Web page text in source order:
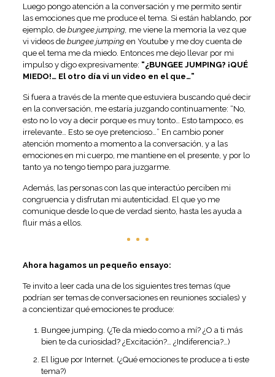
Luego pongo atención a la conversación y me permito sentir
las emociones que me produce el tema. Si están hablando, por
ejemplo, debungee jumping, me viene la memoria la vez que
vi videos debungee jumping en Youtube y me doy cuenta de
que el tema me da miedo. Entonces me dejo llevar por mi
impulso y digo expresivamente: “¿BUNGEE JUMPING? ¡QUÉ
MIEDO!… El otro día vi un video en el que…”
Si fuera a través de la mente que estuviera buscando qué decir
en la conversación, me estaría juzgando continuamente: “No,
esto no lo voy a decir porque es muy tonto… Esto tampoco, es
irrelevante… Esto se oye pretencioso…” En cambio poner
atención momento a momento a la conversación, y a las
emociones en mi cuerpo, me mantiene en el presente, y por lo
tanto ya no tengo tiempo para juzgarme.
Además, las personas con las que interactúo perciben mi
congruencia y disfrutan mi autenticidad. El que yo me
comunique desde lo que de verdad siento, hasta les ayuda a
fluir más a ellos.
Ahora hagamos un pequeño ensayo:
Te invito a leer cada una de los siguientes tres temas (que
podrían ser temas de conversaciones en reuniones sociales) y
a concientizar qué emociones te produce:
Bungee jumping. (¿Te da miedo como a mí? ¿O a ti más
bien te da curiosidad? ¿Excitación?… ¿Indiferencia?…)
El ligue por Internet. (¿Qué emociones te produce a ti este
tema?)